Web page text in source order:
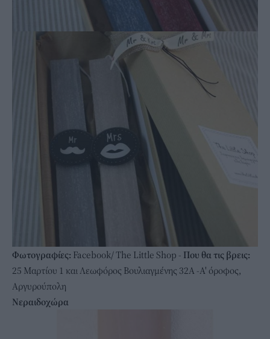
Φωτογραφίες: Facebook/ The Little Shop - Που θα τις βρεις:
25 Mαρτίου 1 και Λεωφόρος Βουλιαγμένης 32Α -Α' όροφος,
Αργυρούπολη
Nεραιδοχώρα